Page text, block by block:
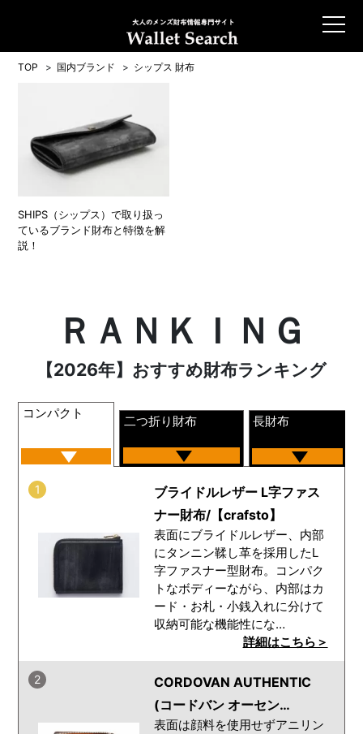
TOP 国内ブランド シップス 財布
SHIPS（シップス）で取り扱っ
ているブランド財布と特徴を解
説！
ＲＡＮＫＩＮＧ
【2026年】おすすめ財布ランキング
コンパクト
二つ折り財布 長財布
1
ブライドルレザー L字ファス
ナー財布/【crafsto】
表面にブライドルレザー、内部
にタンニン鞣し革を採用したL
字ファスナー型財布。コンパク
トなボディーながら、内部はカ
ード・お札・小銭入れに分けて
収納可能な機能性にな…
詳細はこちら＞
2
CORDOVAN AUTHENTIC
(コードバン オーセン…
表面は顔料を使用せずアニリン